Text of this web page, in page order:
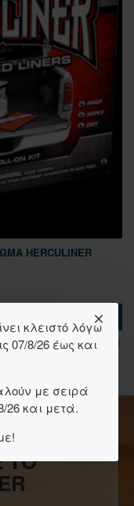
κλειστό λόγω
07/8/26 έως και
με σειρά
26 και μετά.
HERCULINER
ΤΟ